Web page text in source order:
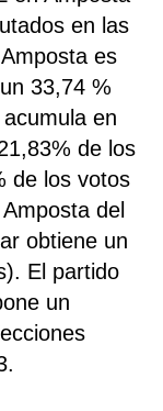
en las
es
33,74 %
acumula en
de los
de los votos
del
obtiene un
El partido
un